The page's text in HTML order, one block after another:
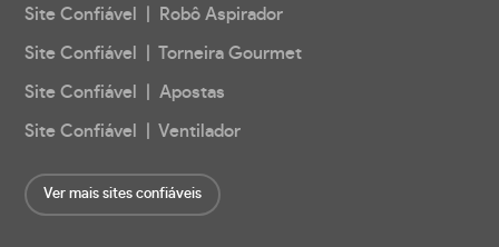
Site Confiável | Robô Aspirador
Site Confiável | Torneira Gourmet
Site Confiável | Apostas
Site Confiável | Ventilador
Ver mais sites confiáveis